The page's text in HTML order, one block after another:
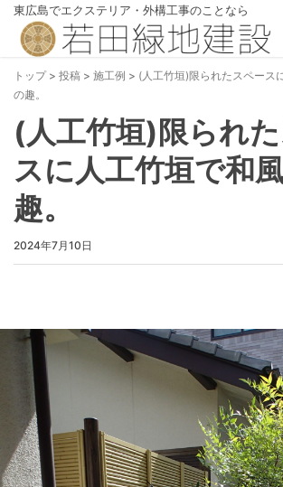
東広島でエクステリア・外構工事のことなら
トップ> 投稿 > 施工例 > (人工竹垣)限られたスペース
の趣。
(人工竹垣)限られ
スに人工竹垣で和
趣。
2024年7月10日